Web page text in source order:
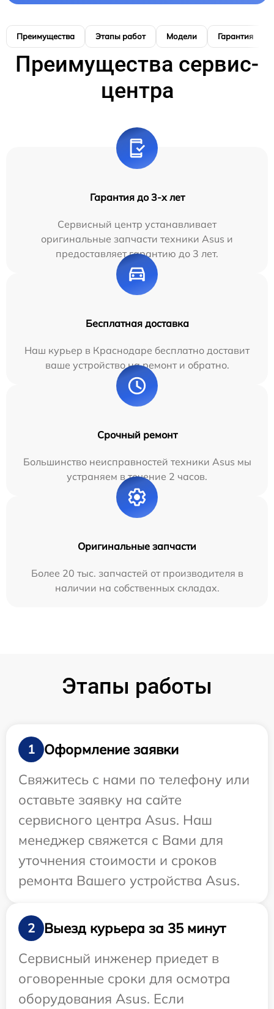
Преимущества Этапы работ Модели Гарантия
Преимущества сервис-
центра
Гарантия до 3-х лет
Сервисный центр устанавливает
оригинальные запчасти техники Asus и
предоставляет гарантию до 3 лет.
Бесплатная доставка
Наш курьер в Краснодаре бесплатно доставит
ваше устройство на ремонт и обратно.
Срочный ремонт
Большинство неисправностей техники Asus мы
устраняем в течение 2 часов.
Оригинальные запчасти
Более 20 тыс. запчастей от производителя в
наличии на собственных складах.
Этапы работы
1
Оформление заявки
Свяжитесь с нами по телефону или
оставьте заявку на сайте
сервисного центра Asus. Наш
менеджер свяжется с Вами для
уточнения стоимости и сроков
ремонта Вашего устройства Asus.
2
Выезд курьера за 35 минут
Сервисный инженер приедет в
оговоренные сроки для осмотра
оборудования Asus. Если